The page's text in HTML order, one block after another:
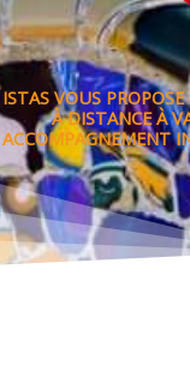
ISTAS VOUS
À DISTANCE À
ACCOMPAGNEMENT